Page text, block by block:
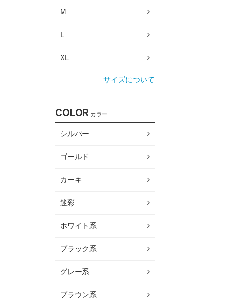
M
L
XL
サイズについて
COLOR カラー
シルバー
ゴールド
カーキ
迷彩
ホワイト系
ブラック系
グレー系
ブラウン系